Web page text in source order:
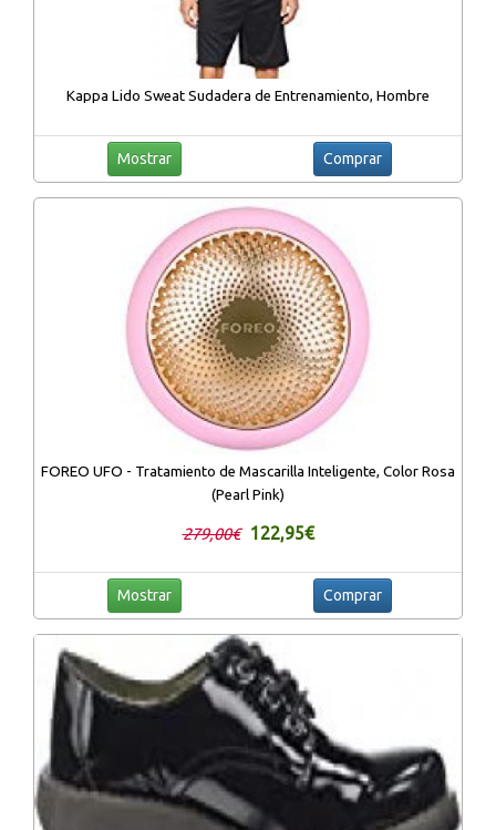
Kappa Lido Sweat Sudadera de Entrenamiento, Hombre
Mostrar Comprar
FOREO UFO - Tratamiento de Mascarilla Inteligente, Color Rosa
(Pearl Pink)
279,00€ 122,95€
Mostrar Comprar